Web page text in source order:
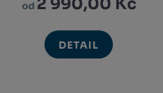
od 2 990,00 Kč
DETAIL